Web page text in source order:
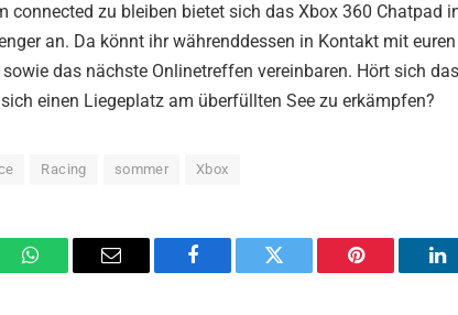
connected zu bleiben bietet sich das Xbox 360 Chatpad
an. Da könnt ihr währenddessen in Kontakt mit
das nächste Onlinetreffen vereinbaren. Hört sich
einen Liegeplatz am überfüllten See zu erkämpfen?
Racing sommer Xbox
WhatsAppEmail Facebook Twitter Pinterest